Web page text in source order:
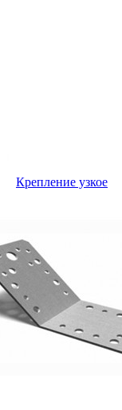
Крепление узкое